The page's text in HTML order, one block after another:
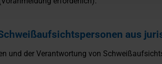
aus
und der Verantwortung von